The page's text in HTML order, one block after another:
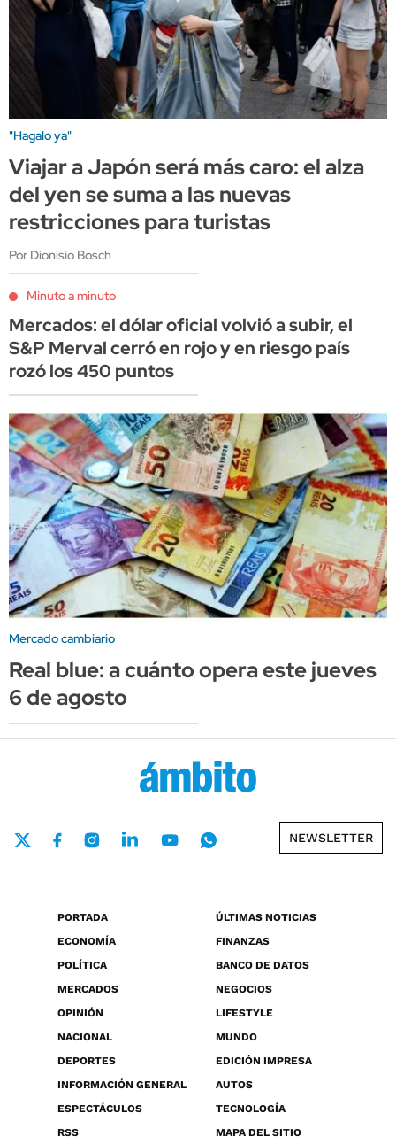
"Hagalo ya"
Viajar a Japón será más caro: el alza
del yen se suma a las nuevas
restricciones para turistas
Por Dionisio Bosch
Minuto a minuto
Mercados: el dólar oficial volvió a subir, el
S&P Merval cerró en rojo y en riesgo país
rozó los 450 puntos
Mercado cambiario
Real blue: a cuánto opera este jueves
6 de agosto
NEWSLETTER
PORTADA
ÚLTIMAS NOTICIAS
ECONOMÍA
FINANZAS
POLÍTICA
BANCO DE DATOS
MERCADOS
NEGOCIOS
OPINIÓN
LIFESTYLE
NACIONAL
MUNDO
DEPORTES
EDICIÓN IMPRESA
INFORMACIÓN GENERAL
AUTOS
ESPECTÁCULOS
TECNOLOGÍA
RSS
MAPA DEL SITIO